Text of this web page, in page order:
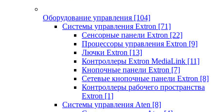
Оборудование управления [104]
Системы управления Extron [71]
Сенсорные панели Extron [22]
Процессоры управления Extron [9]
Лючки Extron [13]
Контроллеры Extron MediaLink [11]
Кнопочные панели Extron [7]
Сетевые кнопочные панели Extron [8]
Контроллеры рабочего пространства
Extron [1]
Системы управления Aten [8]